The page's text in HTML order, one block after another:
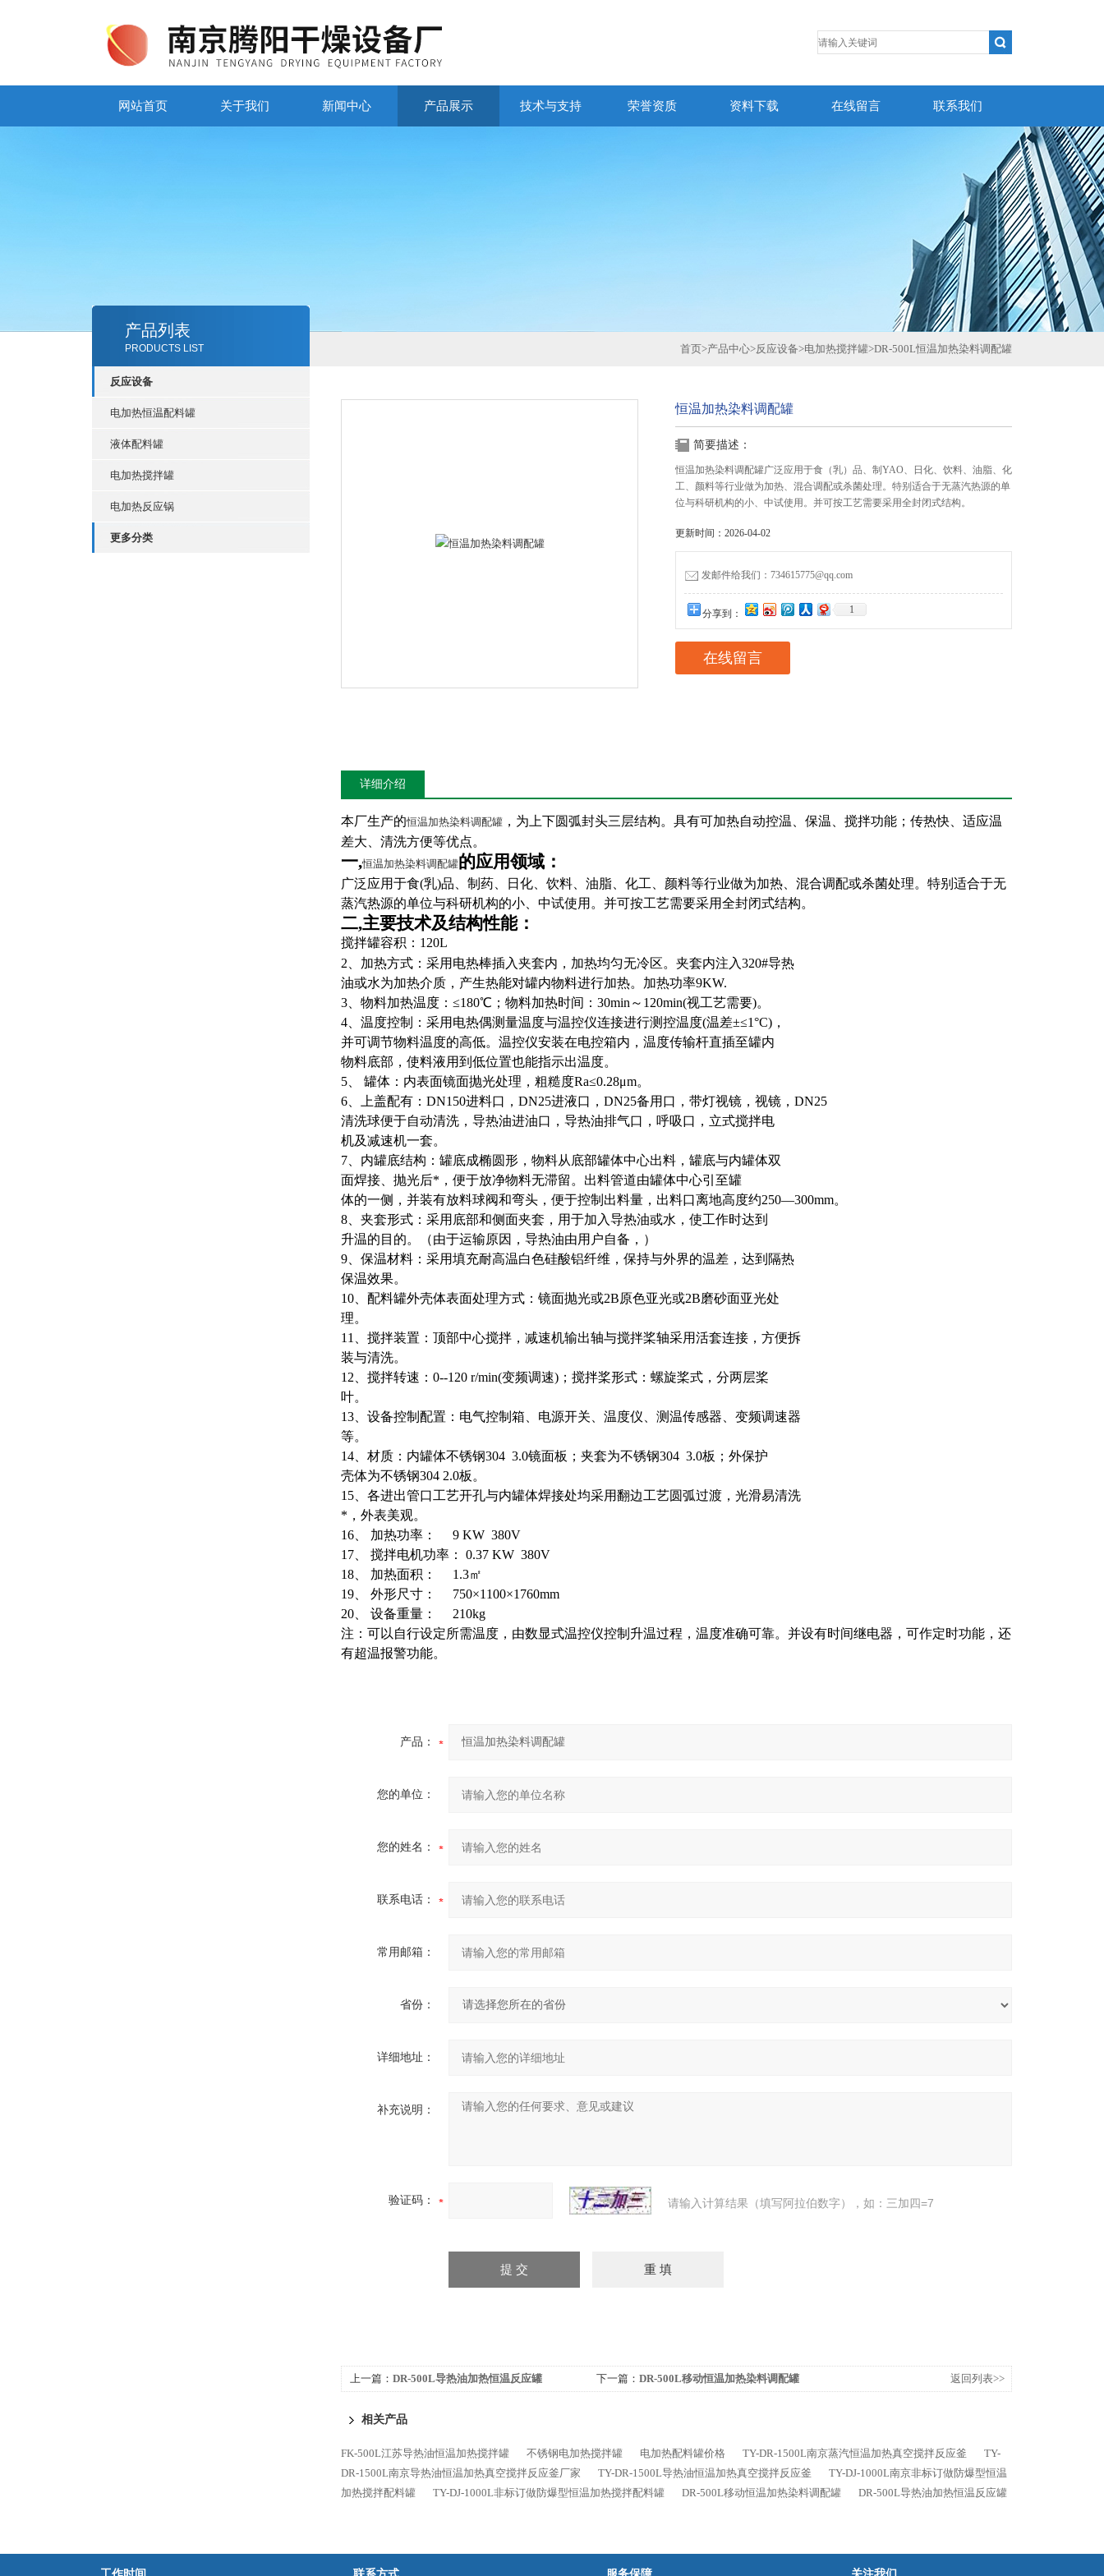
网站首页 关于我们 新闻中心 产品展示 技术与支持 荣誉资质 资料下载 在线留言 联系我们
产品列表
PRODUCTS LIST
反应设备
电加热恒温配料罐
液体配料罐
电加热搅拌罐
电加热反应锅
更多分类
首页>产品中心>反应设备>电加热搅拌罐>DR-500L恒温加热染料调配罐
恒温加热染料调配罐
简要描述：
恒温加热染料调配罐广泛应用于食（乳）品、制YAO、日化、饮料、油脂、化
工、颜料等行业做为加热、混合调配或杀菌处理。特别适合于无蒸汽热源的单
位与科研机构的小、中试使用。并可按工艺需要采用全封闭式结构。
更新时间：2026-04-02
发邮件给我们：734615775@qq.com
分享到： 1
在线留言
详细介绍
本厂生产的恒温加热染料调配罐 ，为上下圆弧封头三层结构。具有可加热自动控温、保温、搅拌功能；传热快、适应温
差大、清洗方便等优点。
一,恒温加热染料调配罐的应用领域：
广泛应用于食(乳)品、制药、日化、饮料、油脂、化工、颜料等行业做为加热、混合调配或杀菌处理。特别适合于无
蒸汽热源的单位与科研机构的小、中试使用。并可按工艺需要采用全封闭式结构。
二,主要技术及结构性能：
搅拌罐容积：120L
2 、加热方式：采用电热棒插入夹套内，加热均匀无冷区。夹套内注入320#导热
油或水为加热介质，产生热能对罐内物料进行加热。加热功率9KW.
3、物料加热温度：≤180℃；物料加热时间：30min～120min(视工艺需要)。
4、温度控制：采用电热偶测量温度与温控仪连接进行测控温度(温差±≤1°C)，
并可调节物料温度的高低。温控仪安装在电控箱内，温度传输杆直插至罐内
物料底部，使料液用到低位置也能指示出温度。
5、 罐体：内表面镜面抛光处理，粗糙度Ra≤0.28μm。
6、上盖配有：DN150进料口，DN25进液口，DN25备用口，带灯视镜，视镜，DN25
清洗球便于自动清洗，导热油进油口，导热油排气口，呼吸口，立式搅拌电
机及减速机一套。
7、内罐底结构：罐底成椭圆形，物料从底部罐体中心出料，罐底与内罐体双
面焊接、抛光后*，便于放净物料无滞留。出料管道由罐体中心引至罐
体的一侧，并装有放料球阀和弯头，便于控制出料量，出料口离地高度约250—300mm。
8 、夹套形式：采用底部和侧面夹套，用于加入导热油或水，使工作时达到
升温的目的。（由于运输原因，导热油由用户自备，）
9、保温材料：采用填充耐高温白色硅酸铝纤维，保持与外界的温差，达到隔热
保温效果。
10、配料罐外壳体表面处理方式：镜面抛光或2B原色亚光或2B磨砂面亚光处
理。
11、 搅拌装置：顶部中心搅拌，减速机输出轴与搅拌桨轴采用活套连接，方便拆
装与清洗。
12、搅拌转速：0--120 r/min(变频调速)；搅拌桨形式：螺旋桨式，分两层桨
叶。
13、设备控制配置：电气控制箱、电源开关、温度仪、测温传感器、变频调速器
等。
14、材质：内罐体不锈钢304 3.0镜面板；夹套为不锈钢304 3.0板；外保护
壳体为不锈钢304 2.0板。
15、各进出管口工艺开孔与内罐体焊接处均采用翻边工艺圆弧过渡，光滑易清洗
*，外表美观。
16 、 加热功率： 9 KW 380V
17 、 搅拌电机功率： 0.37 KW 380V
18 、 加热面积： 1.3㎡
19 、 外形尺寸： 750×1100×1760mm
20 、 设备重量： 210kg
注： 可以自行设定所需温度，由数显式温控仪控制升温过程，温度准确可靠。并设有时间继电器，可作定时功能，还
有超温报警功能。
产品：
您的单位：
您的姓名：
联系电话：
常用邮箱：
省份：
详细地址：
补充说明：
验证码： 请输入计算结果（填写阿拉伯数字），如：三加四=7
上一篇： DR-500L导热油加热恒温反应罐 下一篇： DR-500L移动恒温加热染料调配罐 返回列表>>
相关产品
FK-500L江苏导热油恒温加热搅拌罐 不锈钢电加热搅拌罐 电加热配料罐价格 TY-DR-1500L南京蒸汽恒温加热真空搅拌反应釜
TY-
DR-1500L南京导热油恒温加热真空搅拌反应釜厂家
TY-DR-1500L导热油恒温加热真空搅拌反应釜
TY-DJ-1000L南京非标订做防爆型恒温
加热搅拌配料罐
TY-DJ-1000L非标订做防爆型恒温加热搅拌配料罐 DR-500L移动恒温加热染料调配罐 DR-500L导热油加热恒温反应罐